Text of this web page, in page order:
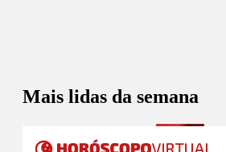
Mais lidas da semana